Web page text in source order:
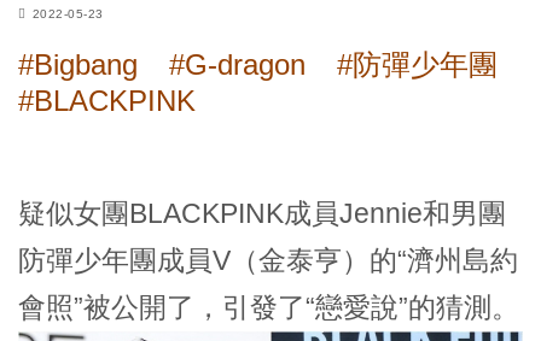
2022-05-23
#Bigbang #G-dragon
#防彈少年團
#BLACKPINK
疑似女團BLACKPINK成員Jennie和男團
防彈少年團成員V（金泰亨）的“濟州島約
會照”被公開了，引發了“戀愛說”的猜測。